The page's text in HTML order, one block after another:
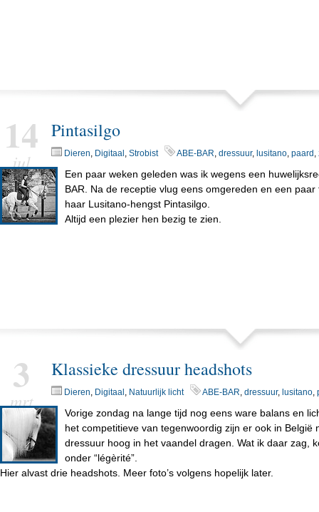
Pintasilgo
Dieren, Digitaal , Strobist ABE-BAR, dressuur, lusitano, paard ,
14
jul
Een paar weken geleden was ik wegens een
BAR. Na de receptie vlug eens omgereden en een paar
haar Lusitano-hengst Pintasilgo.
Altijd een plezier hen bezig te zien.
Klassieke dressuur headshots
Dieren, Digitaal , Natuurlijk licht ABE-BAR, dressuur, lusitano,
3
mrt
Vorige zondag na lange tijd nog eens ware balans en
het competitieve van tegenwoordig zijn er ook in België
dressuur hoog in het vaandel dragen. Wat ik daar zag,
onder “légèrité”.
Hier alvast drie headshots. Meer foto’s volgens hopelijk later.